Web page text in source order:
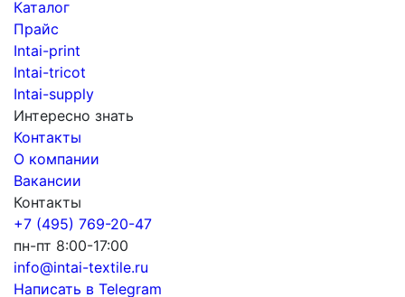
Каталог
Прайс
Intai-print
Intai-tricot
Intai-supply
Интересно знать
Контакты
О компании
Вакансии
Контакты
+7 (495) 769-20-47
пн-пт 8:00-17:00
info@intai-textile.ru
Написать в Telegram